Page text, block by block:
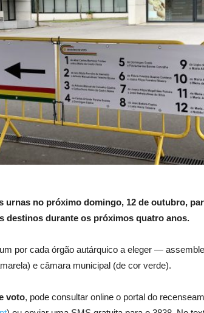
urnas no próximo domingo, 12 de outubro,
destinos durante os próximos quatro anos.
um por cada órgão autárquico a eleger —
e câmara municipal (de cor verde).
voto, pode consultar online o portal do